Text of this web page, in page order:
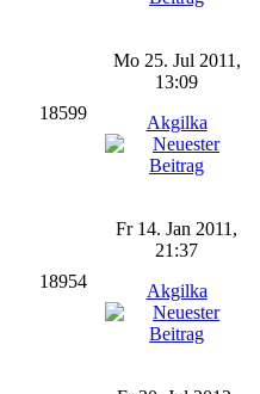
18599
Mo 25. Jul 2011,
13:09
Akgilka
18954
Fr 14. Jan 2011,
21:37
Akgilka